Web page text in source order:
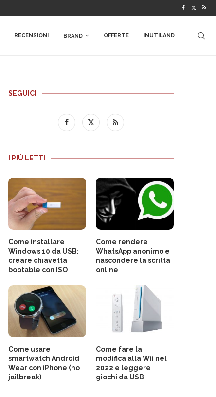
RECENSIONI BRAND OFFERTE INUTILAND
SEGUICI
I PIÙ LETTI
Come installare
Windows 10 da USB:
creare chiavetta
bootable con ISO
Come rendere
WhatsApp anonimo e
nascondere la scritta
online
Come usare
smartwatch Android
Wear con iPhone (no
jailbreak)
Come fare la
modifica alla Wii nel
2022 e leggere
giochi da USB